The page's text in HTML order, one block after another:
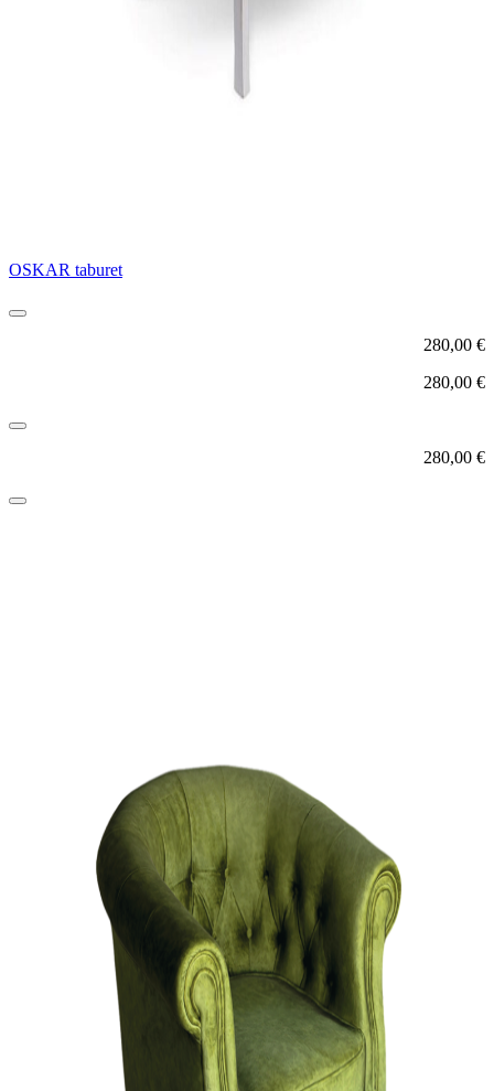
OSKAR taburet
280,00 €
280,00 €
280,00 €